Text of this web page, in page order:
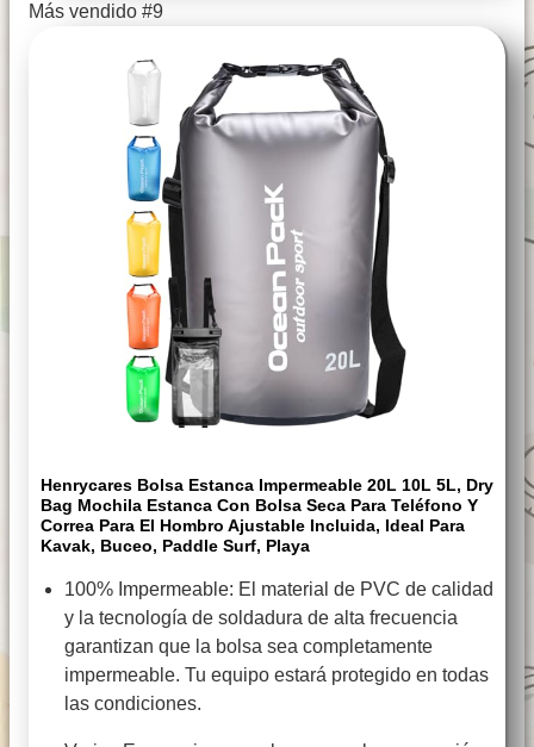
Más vendido #9
Henrycares Bolsa Estanca Impermeable 20L 10L 5L, Dry
Bag Mochila Estanca Con Bolsa Seca Para Teléfono Y
Correa Para El Hombro Ajustable Incluida, Ideal Para
Kavak, Buceo, Paddle Surf, Playa
100% Impermeable: El material de PVC de calidad
y la tecnología de soldadura de alta frecuencia
garantizan que la bolsa sea completamente
impermeable. Tu equipo estará protegido en todas
las condiciones.